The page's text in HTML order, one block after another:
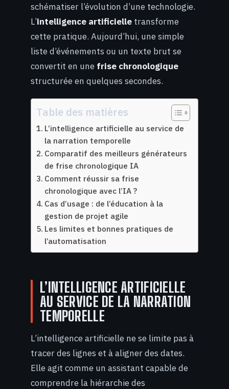
schématiser l’évolution d’une technologie.
L’intelligence artificielle transforme
cette pratique. Aujourd’hui, une simple
liste d’événements ou un texte brut se
convertit en une frise chronologique
structurée en quelques secondes.
Table des matières
L’intelligence artificielle au service de
la narration temporelle
Comparatif des meilleurs générateurs
de frise chronologique IA
Comment réussir sa frise
chronologique avec l’IA ?
Cas d’usage : de l’éducation à la
gestion de projet agile
Les limites et bonnes pratiques de
l’automatisation
L’INTELLIGENCE ARTIFICIELLE
AU SERVICE DE LA NARRATION
TEMPORELLE
L’intelligence artificielle ne se limite pas à
tracer des lignes et à aligner des dates.
Elle agit comme un assistant capable de
comprendre la hiérarchie des